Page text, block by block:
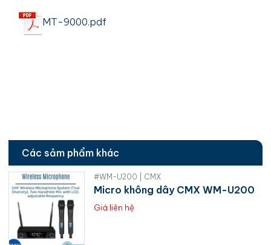
MT-9000.pdf
Các sảm phẩm khác
#WM-U200 | CMX
Micro không dây CMX WM-U200
Giá liên hệ